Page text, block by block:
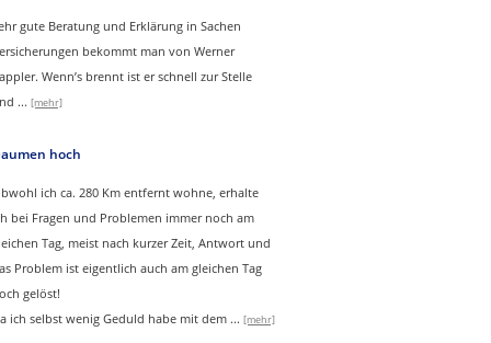
gute Beratung und Erklärung in Sachen
bekommt man von Werner
Wenn’s brennt ist er schnell zur Stelle
... [mehr]
hoch
ich ca. 280 Km entfernt wohne, erhalte
bei Fragen und Problemen immer noch am
Tag, meist nach kurzer Zeit, Antwort und
Problem ist eigentlich auch am gleichen Tag
gelöst!
ich selbst wenig Geduld habe mit dem ... [mehr]